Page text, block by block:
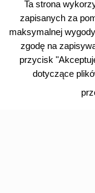
31 lipca 2026
Samsung i
rzecz
Czytaj
Ta strona
zapisanych za
maksymalnej
zgodę na
przycisk
dotyczące